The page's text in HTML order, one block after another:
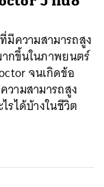
มีความสามารถสูง
กขึ้นในภาพยนตร์
จนเกิดข้อ
ามสามารถสูง
รได้บ้างในชีวิต